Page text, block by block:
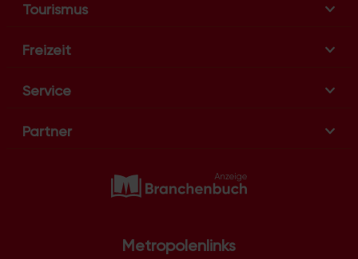
Tourismus
Freizeit
Service
Partner
Metropolenlinks